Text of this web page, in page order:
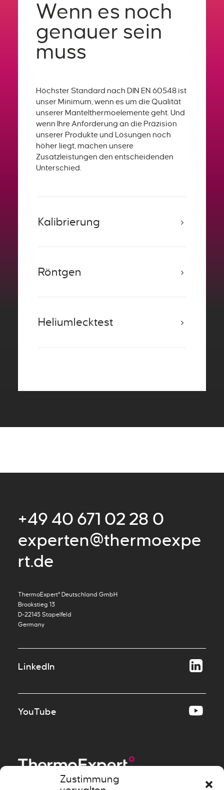
Zustimmung
Wenn es noch
genauer sein
muss
Höchster Standard nach DIN EN 60548 ist
unser Minimum, wenn es um die Qualität
unserer Mantelthermoelemente geht. Und
wenn Ihre Anforderung an die Präzision
unserer Produkte und Lösungen noch
höher liegt, machen unsere
Zusatzleistungen den entscheidenden
Unterschied.
Kalibrierung
Röntgen
Heliumlecktest
+49 40 671 02 28 0
experten@thermoexpe
rt.de
ThermoExpert° Deutschland GmbH
Brookstieg 13
D-22145 Stapelfeld
Germany
LinkedIn
YouTube